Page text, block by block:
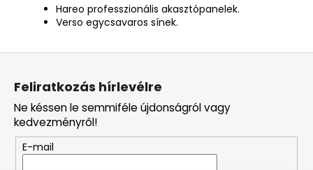
Hareo professzionális akasztópanelek.
Verso egycsavaros sínek.
L
Feliratkozás hírlevélre
Ne késsen le semmiféle újdonságról vagy
kedvezményről!
E-mail